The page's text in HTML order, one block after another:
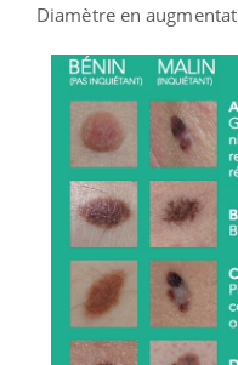
Diamètre en